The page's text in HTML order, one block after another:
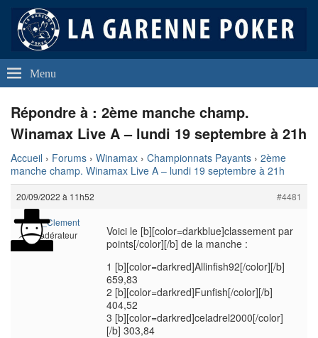
La Garenne Poker
Club de Poker de La Garenne Colombes (92250)
Menu
Répondre à : 2ème manche champ.
Winamax Live A – lundi 19 septembre à 21h
Accueil › Forums › Winamax › Championnats Payants › 2ème
manche champ. Winamax Live A – lundi 19 septembre à 21h
20/09/2022 à 11h52 #4481
Wina_Clement
Modérateur
Voici le [b][color=darkblue]classement par
points[/color][/b] de la manche :
1 [b][color=darkred]Allinfish92[/color][/b]
659,83
2 [b][color=darkred]Funfish[/color][/b]
404,52
3 [b][color=darkred]celadrel2000[/color]
[/b] 303,84